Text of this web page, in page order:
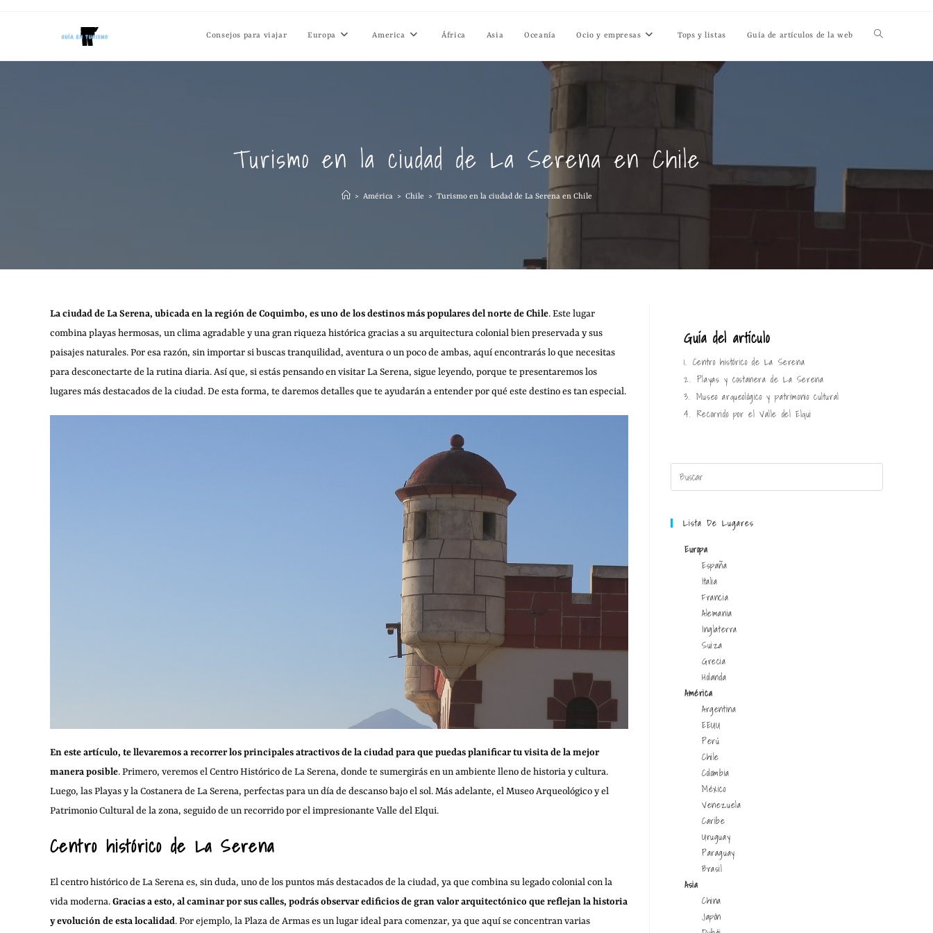
Consejos para viajar Europa America África Asia Oceanía Ocio y empresas Tops y listas Guía de artículos de la web
Turismo en la ciudad de La Serena en Chile
> América > Chile > Turismo en la ciudad de La Serena en Chile
La ciudad de La Serena, ubicada en la región de Coquimbo, es uno de los destinos más populares del norte de Chile. Este lugar
combina playas hermosas, un clima agradable y una gran riqueza histórica gracias a su arquitectura colonial bien preservada y sus
paisajes naturales. Por esa razón, sin importar si buscas tranquilidad, aventura o un poco de ambas, aquí encontrarás lo que necesitas
para desconectarte de la rutina diaria. Así que, si estás pensando en visitar La Serena, sigue leyendo, porque te presentaremos los
lugares más destacados de la ciudad. De esta forma, te daremos detalles que te ayudarán a entender por qué este destino es tan especial.
En este artículo, te llevaremos a recorrer los principales atractivos de la ciudad para que puedas planificar tu visita de la mejor
manera posible. Primero, veremos el Centro Histórico de La Serena, donde te sumergirás en un ambiente lleno de historia y cultura.
Luego, las Playas y la Costanera de La Serena, perfectas para un día de descanso bajo el sol. Más adelante, el Museo Arqueológico y el
Patrimonio Cultural de la zona, seguido de un recorrido por el impresionante Valle del Elqui.
Centro histórico de La Serena
El centro histórico de La Serena es, sin duda, uno de los puntos más destacados de la ciudad, ya que combina su legado colonial con la
vida moderna.Gracias a esto, al caminar por sus calles, podrás observar edificios de gran valor arquitectónico que reflejan la historia
y evolución de esta localidad. Por ejemplo, la Plaza de Armas es un lugar ideal para comenzar, ya que aquí se concentran varias
Guía del artículo
1. Centro histórico de La Serena
2. Playas y costanera de La Serena
3. Museo arqueológico y patrimonio cultural
4. Recorrido por el Valle del Elqui
Lista De Lugares
Europa
España
Italia
Francia
Alemania
Inglaterra
Suiza
Grecia
Holanda
América
Argentina
EEUU
Perú
Chile
Colombia
México
Venezuela
Caribe
Uruguay
Paraguay
Brasil
Asia
China
Japón